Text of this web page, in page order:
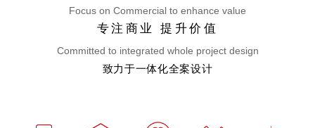
Focus on Commercial to enhance value
专注商业 提升价值
Committed to integrated whole project design
致力于一体化全案设计